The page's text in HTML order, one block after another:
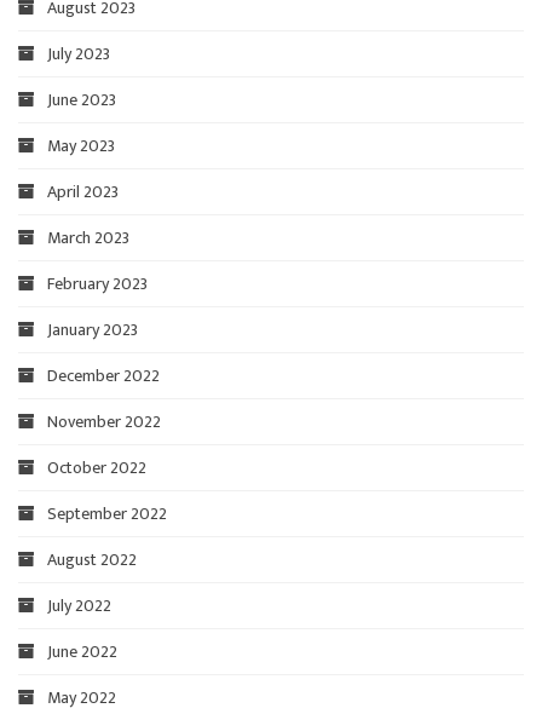
August 2023
July 2023
June 2023
May 2023
April 2023
March 2023
February 2023
January 2023
December 2022
November 2022
October 2022
September 2022
August 2022
July 2022
June 2022
May 2022